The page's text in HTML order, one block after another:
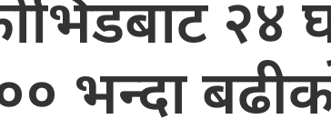
२४
भन्दा